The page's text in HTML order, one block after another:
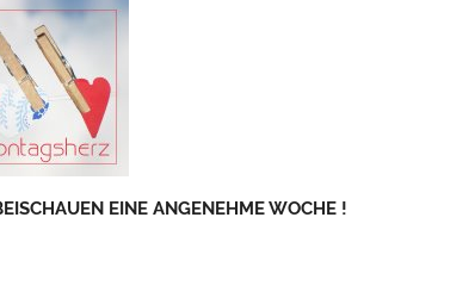
EINE ANGENEHME WOCHE !